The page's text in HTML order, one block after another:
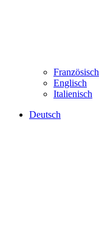
Französisch
Englisch
Italienisch
Deutsch